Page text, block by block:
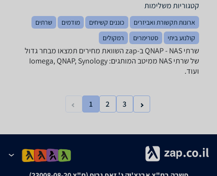
קטגוריות משלימות
ארונות תקשורת ואביזרים כוננים קשיחים מודמים
שרתים
קולנוע ביתי
סטרימרים רמקולים
שרתי NAS - ‏QNAP ב-zap השוואת מחירים תמצאו מבחר גדול
של שרתי NAS ממיטב המותגים: Iomega, QNAP, Synology
ועוד.
1 2 3